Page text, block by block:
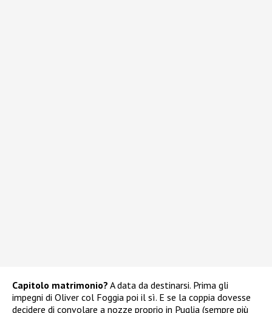
Capitolo matrimonio? A data da destinarsi. Prima gli
impegni di Oliver col Foggia poi il sì. E se la coppia dovesse
decidere di convolare a nozze proprio in Puglia (sempre più